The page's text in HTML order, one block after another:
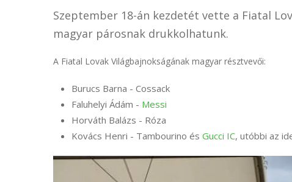
Szeptember 18-án kezdetét vette a Fiatal
magyar párosnak drukkolhatunk.
A Fiatal Lovak Világbajnokságának magyar résztvevői:
Burucs Barna - Cossack
Faluhelyi Ádám - Messi
Horváth Balázs - Róza
Kovács Henri - Tambourino és Gucci IC, utóbbi az